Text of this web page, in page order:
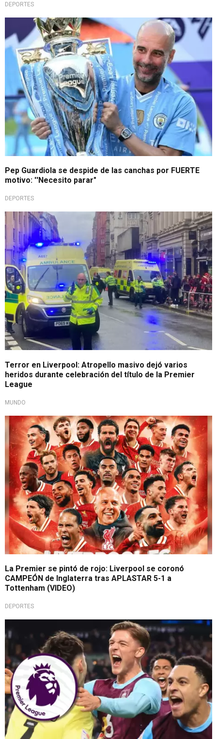
DEPORTES
Adiós de una leyenda
Pep Guardiola se despide de las canchas por FUERTE
motivo: ''Necesito parar"
DEPORTES
Imágenes escalofriantes
Terror en Liverpool: Atropello masivo dejó varios
heridos durante celebración del título de la Premier
League
MUNDO
Por todo lo alto
La Premier se pintó de rojo: Liverpool se coronó
CAMPEÓN de Inglaterra tras APLASTAR 5-1 a
Tottenham (VIDEO)
DEPORTES